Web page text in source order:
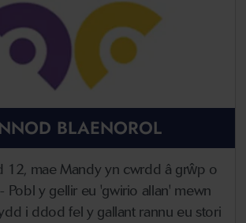
BLAENOROL
12, mae Mandy yn cwrdd â grŵp o
Pobl y gellir eu 'gwirio allan' mewn
i ddod fel y gallant rannu eu stori